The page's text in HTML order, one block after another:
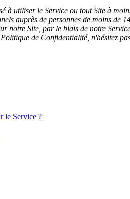
utiliser le Service ou tout Site à
auprès de personnes de moins de
Site, par le biais de notre
de Confidentialité, n'hésitez
le Service ?